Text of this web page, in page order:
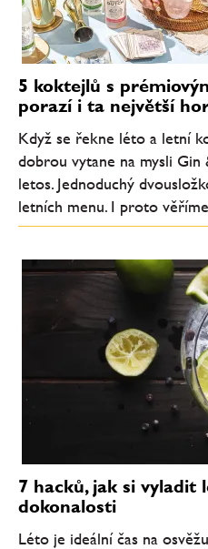
5 koktejlů s
porazí i ta největší
Když se řekne léto a letní
dobrou vytane na mysli Gin
letos. Jednoduchý
letních menu. I proto
7 hacků, jak si vyladit
dokonalosti
Léto je ideální čas na